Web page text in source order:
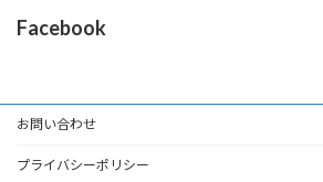
Facebook
お問い合わせ
プライバシーポリシー